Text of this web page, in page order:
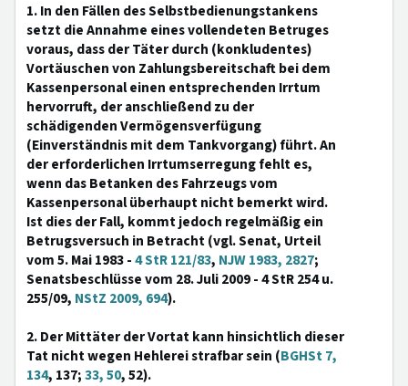
1. In den Fällen des Selbstbedienungstankens
setzt die Annahme eines vollendeten Betruges
voraus, dass der Täter durch (konkludentes)
Vortäuschen von Zahlungsbereitschaft bei dem
Kassenpersonal einen entsprechenden Irrtum
hervorruft, der anschließend zu der
schädigenden Vermögensverfügung
(Einverständnis mit dem Tankvorgang) führt. An
der erforderlichen Irrtumserregung fehlt es,
wenn das Betanken des Fahrzeugs vom
Kassenpersonal überhaupt nicht bemerkt wird.
Ist dies der Fall, kommt jedoch regelmäßig ein
Betrugsversuch in Betracht (vgl. Senat, Urteil
vom 5. Mai 1983 -4 StR 121/83, NJW 1983, 2827;
Senatsbeschlüsse vom 28. Juli 2009 - 4 StR 254 u.
255/09, NStZ 2009, 694).
2. Der Mittäter der Vortat kann hinsichtlich dieser
Tat nicht wegen Hehlerei strafbar sein (BGHSt 7,
134, 137;33, 50, 52).